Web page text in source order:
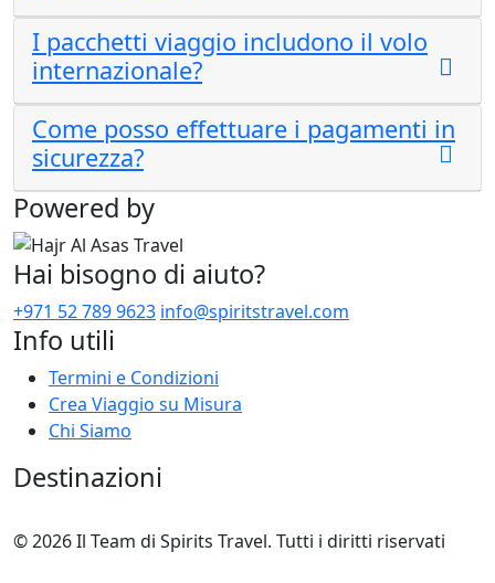
I pacchetti viaggio includono il volo
internazionale?
Come posso effettuare i pagamenti in
sicurezza?
Powered by
Hai bisogno di aiuto?
+971 52 789 9623 info@spiritstravel.com
Info utili
Termini e Condizioni
Crea Viaggio su Misura
Chi Siamo
Destinazioni
© 2026 Il Team di Spirits Travel. Tutti i diritti riservati